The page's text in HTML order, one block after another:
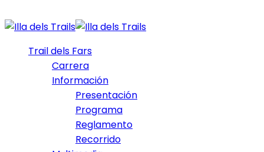
Trail dels Fars
Carrera
Información
Presentación
Programa
Reglamento
Recorrido